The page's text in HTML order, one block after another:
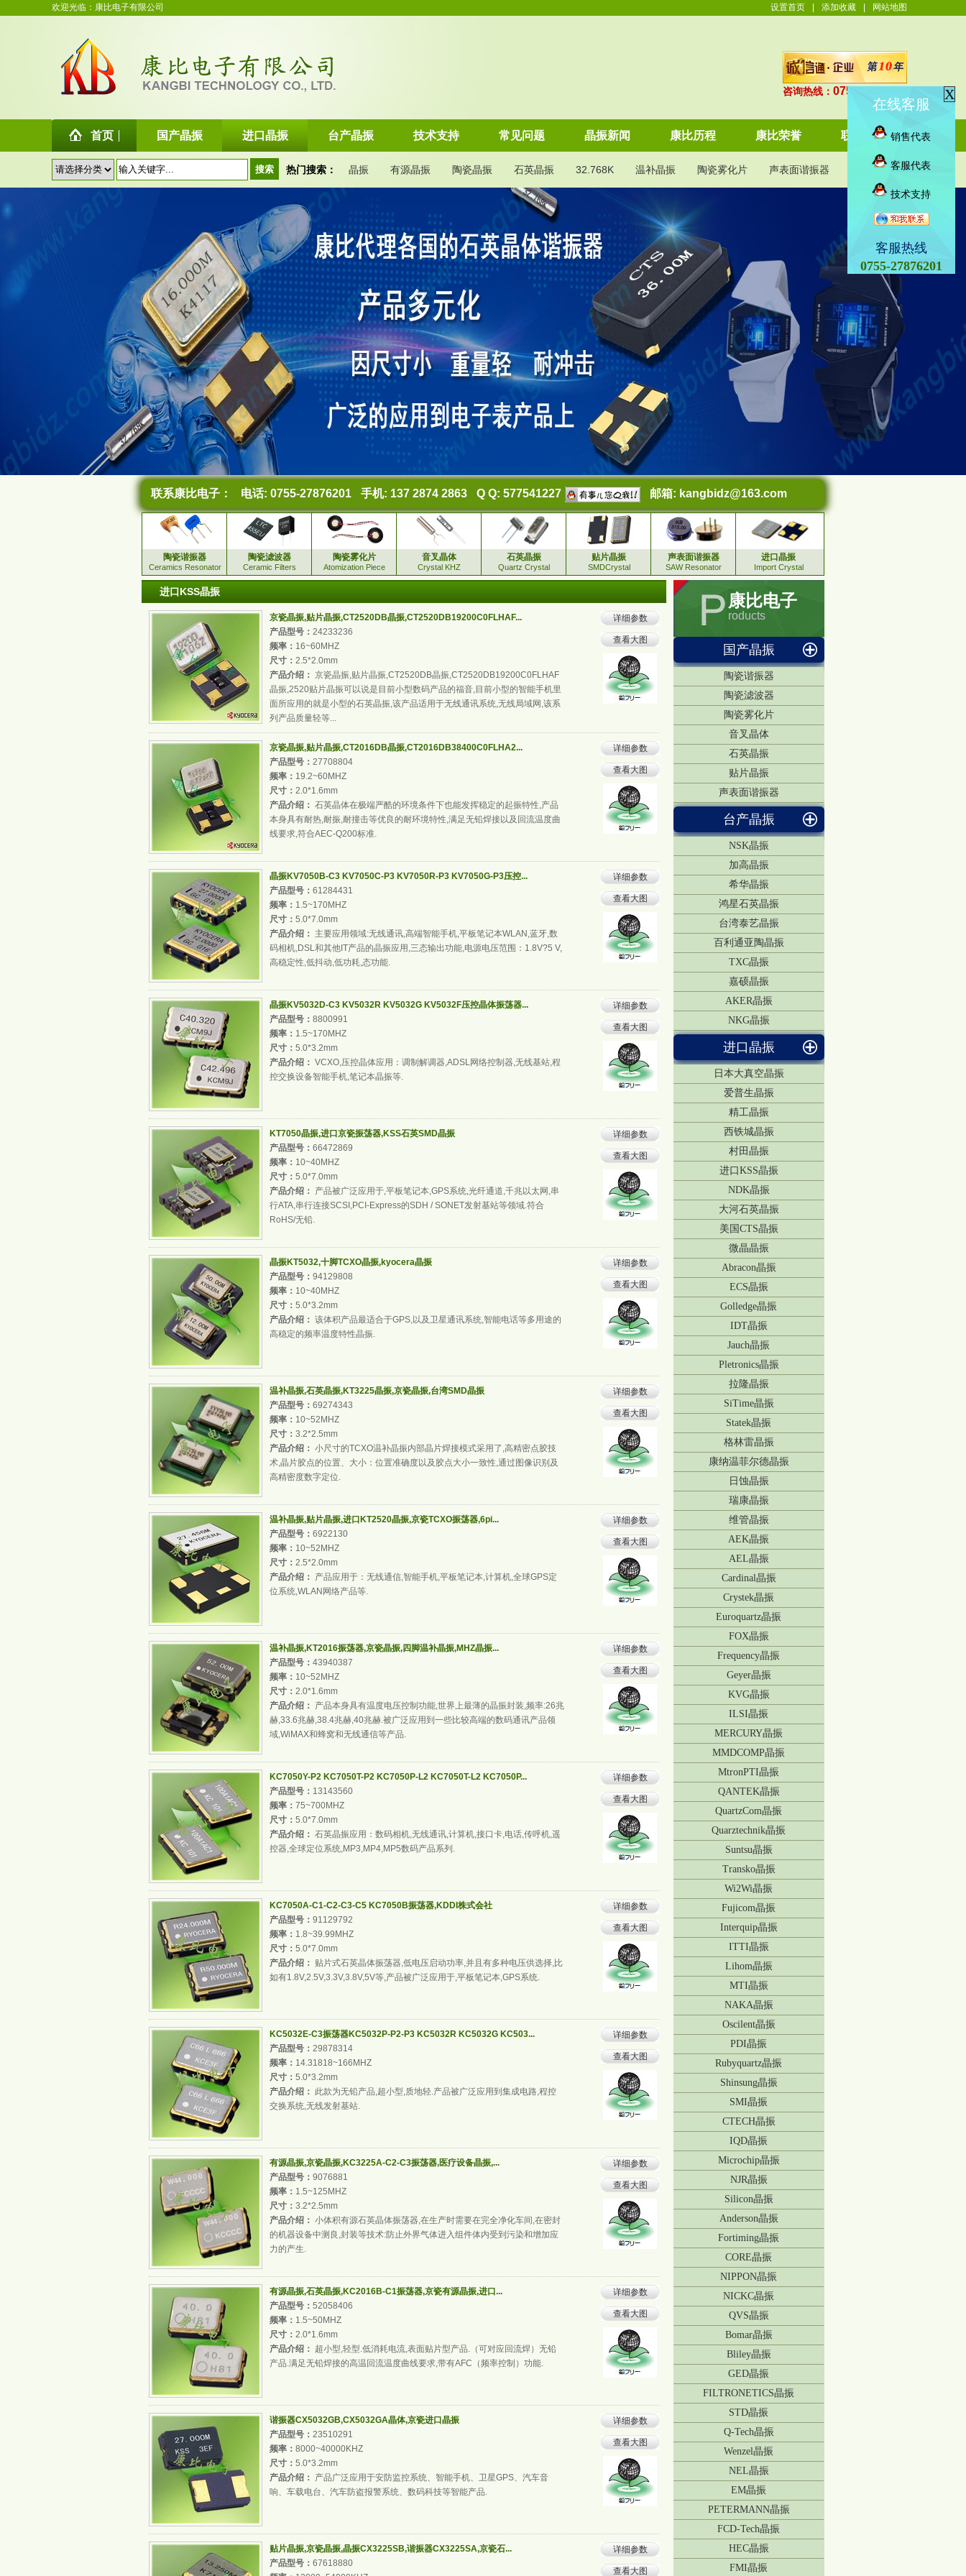
欢迎光临：康比电子有限公司 设置首页 添加收藏 网站地图
咨询热线： 0755-27876201
首页 国产晶振 进口晶振 台产晶振 技术支持 常见问题 晶振新闻 康比历程 康比荣誉 联系康比
热门搜索： 晶振 有源晶振 陶瓷晶振 石英晶振 32.768K 温补晶振 陶瓷雾化片 声表面谐振器 KDS晶振
联系康比电子： 电话: 0755-27876201 手机: 137 2874 2863 Q Q: 577541227 邮箱: kangbidz@163.com
陶瓷谐振器
Ceramics Resonator
陶瓷滤波器
Ceramic Filters
陶瓷雾化片
Atomization Piece
音叉晶体
Crystal KHZ
石英晶振
Quartz Crystal
贴片晶振
SMDCrystal
声表面谐振器
SAW Resonator
进口晶振
Import Crystal
康比电子
roducts
国产晶振
陶瓷谐振器
陶瓷滤波器
陶瓷雾化片
音叉晶体
石英晶振
贴片晶振
声表面谐振器
台产晶振
NSK晶振
加高晶振
希华晶振
鸿星石英晶振
台湾泰艺晶振
百利通亚陶晶振
TXC晶振
嘉硕晶振
AKER晶振
NKG晶振
进口晶振
日本大真空晶振
爱普生晶振
精工晶振
西铁城晶振
村田晶振
进口KSS晶振
NDK晶振
大河石英晶振
美国CTS晶振
微晶晶振
Abracon晶振
ECS晶振
Golledge晶振
IDT晶振
Jauch晶振
Pletronics晶振
拉隆晶振
SiTime晶振
Statek晶振
格林雷晶振
康纳温菲尔德晶振
日蚀晶振
瑞康晶振
维管晶振
AEK晶振
AEL晶振
Cardinal晶振
Crystek晶振
Euroquartz晶振
FOX晶振
Frequency晶振
Geyer晶振
KVG晶振
ILSI晶振
MERCURY晶振
MMDCOMP晶振
MtronPTI晶振
QANTEK晶振
QuartzCom晶振
Quarztechnik晶振
Suntsu晶振
Transko晶振
Wi2Wi晶振
Fujicom晶振
Interquip晶振
ITTI晶振
Lihom晶振
MTI晶振
NAKA晶振
Oscilent晶振
PDI晶振
Rubyquartz晶振
Shinsung晶振
SMI晶振
CTECH晶振
IQD晶振
Microchip晶振
NJR晶振
Silicon晶振
Anderson晶振
Fortiming晶振
CORE晶振
NIPPON晶振
NICKC晶振
QVS晶振
Bomar晶振
Bliley晶振
GED晶振
FILTRONETICS晶振
STD晶振
Q-Tech晶振
Wenzel晶振
NEL晶振
EM晶振
PETERMANN晶振
FCD-Tech晶振
HEC晶振
FMI晶振
进口KSS晶振
京瓷晶振,贴片晶振,CT2520DB晶振,CT2520DB19200C0FLHAF...
产品型号： 24233236
频率： 16~60MHZ
尺寸： 2.5*2.0mm
产品介绍： 京瓷晶振,贴片晶振,CT2520DB晶振,CT2520DB19200C0FLHAF
晶振,2520贴片晶振可以说是目前小型数码产品的福音,目前小型的智能手机里
面所应用的就是小型的石英晶振,该产品适用于无线通讯系统,无线局域网,该系
列产品质量轻等...
详细参数
查看大图
京瓷晶振,贴片晶振,CT2016DB晶振,CT2016DB38400C0FLHA2...
产品型号： 27708804
频率： 19.2~60MHZ
尺寸： 2.0*1.6mm
产品介绍： 石英晶体在极端严酷的环境条件下也能发挥稳定的起振特性,产品
本身具有耐热,耐振,耐撞击等优良的耐环境特性,满足无铅焊接以及回流温度曲
线要求,符合AEC-Q200标准.
详细参数
查看大图
晶振KV7050B-C3 KV7050C-P3 KV7050R-P3 KV7050G-P3压控...
产品型号： 61284431
频率： 1.5~170MHZ
尺寸： 5.0*7.0mm
产品介绍： 主要应用领域:无线通讯,高端智能手机,平板笔记本WLAN,蓝牙,数
码相机,DSL和其他IT产品的晶振应用,三态输出功能,电源电压范围：1.8V?5 V,
高稳定性,低抖动,低功耗,态功能.
详细参数
查看大图
晶振KV5032D-C3 KV5032R KV5032G KV5032F压控晶体振荡器...
产品型号： 8800991
频率： 1.5~170MHZ
尺寸： 5.0*3.2mm
产品介绍： VCXO,压控晶体应用：调制解调器,ADSL网络控制器,无线基站,程
控交换设备智能手机,笔记本晶振等.
详细参数
查看大图
KT7050晶振,进口京瓷振荡器,KSS石英SMD晶振
产品型号： 66472869
频率： 10~40MHZ
尺寸： 5.0*7.0mm
产品介绍： 产品被广泛应用于,平板笔记本,GPS系统,光纤通道,千兆以太网,串
行ATA,串行连接SCSI,PCI-Express的SDH / SONET发射基站等领域.符合
RoHS/无铅.
详细参数
查看大图
晶振KT5032,十脚TCXO晶振,kyocera晶振
产品型号： 94129808
频率： 10~40MHZ
尺寸： 5.0*3.2mm
产品介绍： 该体积产品最适合于GPS,以及卫星通讯系统,智能电话等多用途的
高稳定的频率温度特性晶振.
详细参数
查看大图
温补晶振,石英晶振,KT3225晶振,京瓷晶振,台湾SMD晶振
产品型号： 69274343
频率： 10~52MHZ
尺寸： 3.2*2.5mm
产品介绍： 小尺寸的TCXO温补晶振内部晶片焊接模式采用了,高精密点胶技
术,晶片胶点的位置、大小：位置准确度以及胶点大小一致性,通过图像识别及
高精密度数字定位.
详细参数
查看大图
温补晶振,贴片晶振,进口KT2520晶振,京瓷TCXO振荡器,6pi...
产品型号： 6922130
频率： 10~52MHZ
尺寸： 2.5*2.0mm
产品介绍： 产品应用于：无线通信,智能手机,平板笔记本,计算机,全球GPS定
位系统,WLAN网络产品等.
详细参数
查看大图
温补晶振,KT2016振荡器,京瓷晶振,四脚温补晶振,MHZ晶振...
产品型号： 43940387
频率： 10~52MHZ
尺寸： 2.0*1.6mm
产品介绍： 产品本身具有温度电压控制功能,世界上最薄的晶振封装,频率:26兆
赫,33.6兆赫,38.4兆赫,40兆赫.被广泛应用到一些比较高端的数码通讯产品领
域,WiMAX和蜂窝和无线通信等产品.
详细参数
查看大图
KC7050Y-P2 KC7050T-P2 KC7050P-L2 KC7050T-L2 KC7050P...
产品型号： 13143560
频率： 75~700MHZ
尺寸： 5.0*7.0mm
产品介绍： 石英晶振应用：数码相机,无线通讯,计算机,接口卡,电话,传呼机,遥
控器,全球定位系统,MP3,MP4,MP5数码产品系列.
详细参数
查看大图
KC7050A-C1-C2-C3-C5 KC7050B振荡器,KDDI株式会社
产品型号： 91129792
频率： 1.8~39.99MHZ
尺寸： 5.0*7.0mm
产品介绍： 贴片式石英晶体振荡器,低电压启动功率,并且有多种电压供选择,比
如有1.8V,2.5V,3.3V,3.8V,5V等,产品被广泛应用于,平板笔记本,GPS系统.
详细参数
查看大图
KC5032E-C3振荡器KC5032P-P2-P3 KC5032R KC5032G KC503...
产品型号： 29878314
频率： 14.31818~166MHZ
尺寸： 5.0*3.2mm
产品介绍： 此款为无铅产品,超小型,质地轻.产品被广泛应用到集成电路,程控
交换系统,无线发射基站.
详细参数
查看大图
有源晶振,京瓷晶振,KC3225A-C2-C3振荡器,医疗设备晶振,...
产品型号： 9076881
频率： 1.5~125MHZ
尺寸： 3.2*2.5mm
产品介绍： 小体积有源石英晶体振荡器,在生产时需要在完全净化车间,在密封
的机器设备中测良,封装等技术:防止外界气体进入组件体内受到污染和增加应
力的产生.
详细参数
查看大图
有源晶振,石英晶振,KC2016B-C1振荡器,京瓷有源晶振,进口...
产品型号： 52058406
频率： 1.5~50MHZ
尺寸： 2.0*1.6mm
产品介绍： 超小型,轻型.低消耗电流,表面贴片型产品.（可对应回流焊）无铅
产品.满足无铅焊接的高温回流温度曲线要求,带有AFC（频率控制）功能.
详细参数
查看大图
谐振器CX5032GB,CX5032GA晶体,京瓷进口晶振
产品型号： 23510291
频率： 8000~40000KHZ
尺寸： 5.0*3.2mm
产品介绍： 产品广泛应用于安防监控系统、智能手机、卫星GPS、汽车音
响、车载电台、汽车防盗报警系统、数码科技等智能产品.
详细参数
查看大图
贴片晶振,京瓷晶振,晶振CX3225SB,谐振器CX3225SA,京瓷石...
产品型号： 67618880
详细参数
查看大图
在线客服
X
销售代表
客服代表
技术支持
客服热线
0755-27876201